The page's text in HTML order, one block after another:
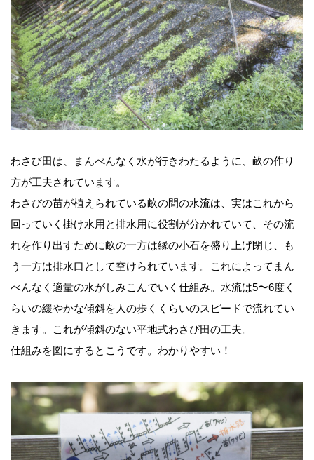
わさび田は、まんべんなく水が行きわたるように、畝の作り
方が工夫されています。
わさびの苗が植えられている畝の間の水流は、実はこれから
回っていく掛け水用と排水用に役割が分かれていて、その流
れを作り出すために畝の一方は縁の小石を盛り上げ閉じ、も
う一方は排水口として空けられています。これによってまん
べんなく適量の水がしみこんでいく仕組み。水流は5〜6度く
らいの緩やかな傾斜を人の歩くくらいのスピードで流れてい
きます。これが傾斜のない平地式わさび田の工夫。
仕組みを図にするとこうです。わかりやすい！